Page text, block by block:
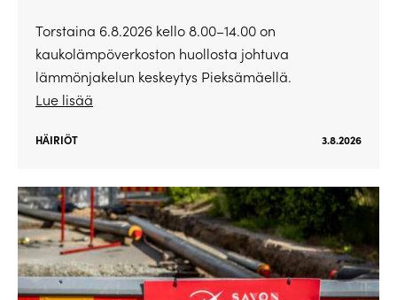
Torstaina 6.8.2026 kello 8.00–14.00 on
kaukolämpöverkoston huollosta johtuva
lämmönjakelun keskeytys Pieksämäellä.
Lue lisää
HÄIRIÖT 3.8.2026